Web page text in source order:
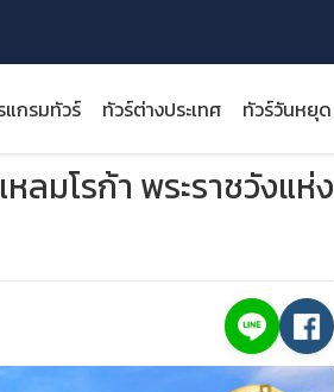
แกรมทัวร์ ทัวร์ต่างประเทศ ทัวร์วันหยุด
ลมโรก้า พระราชวังแห่ง